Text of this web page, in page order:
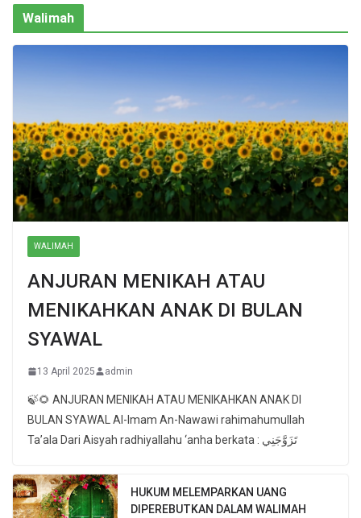
Walimah
WALIMAH
ANJURAN MENIKAH ATAU
MENIKAHKAN ANAK DI BULAN
SYAWAL
13 April 2025 admin
🍃🌻 ANJURAN MENIKAH ATAU MENIKAHKAN ANAK DI
BULAN SYAWAL Al-Imam An-Nawawi rahimahumullah
Ta’ala Dari Aisyah radhiyallahu ‘anha berkata : تَزَوَّجَنِي
HUKUM MELEMPARKAN UANG
DIPEREBUTKAN DALAM WALIMAH